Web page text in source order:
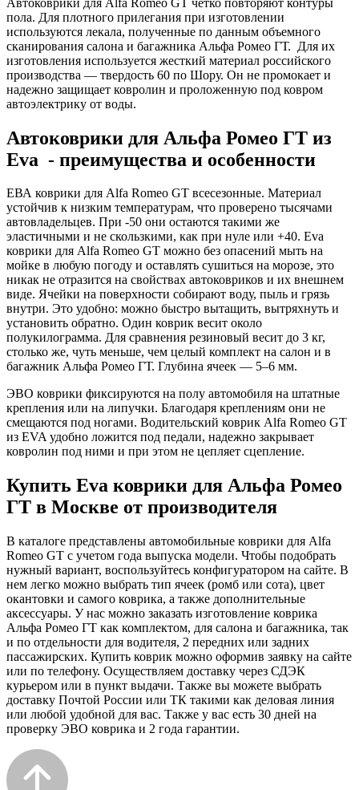
пола. Для плотного прилегания при изготовлении
используются лекала, полученные по данным объемного
сканирования салона и багажника Альфа Ромео ГТ. Для их
изготовления используется жесткий материал российского
производства — твердость 60 по Шору. Он не промокает и
надежно защищает ковролин и проложенную под ковром
автоэлектрику от воды.
Автоковрики для Альфа Ромео ГТ из
Eva - преимущества и особенности
ЕВА коврики для Alfa Romeo GT всесезонные. Материал
устойчив к низким температурам, что проверено тысячами
автовладельцев. При -50 они остаются такими же
эластичными и не скользкими, как при нуле или +40. Eva
коврики для Alfa Romeo GT можно без опасений мыть на
мойке в любую погоду и оставлять сушиться на морозе, это
никак не отразится на свойствах автоковриков и их внешнем
виде. Ячейки на поверхности собирают воду, пыль и грязь
внутри. Это удобно: можно быстро вытащить, вытряхнуть и
установить обратно. Один коврик весит около
полукилограмма. Для сравнения резиновый весит до 3 кг,
столько же, чуть меньше, чем целый комплект на салон и в
багажник Альфа Ромео ГТ. Глубина ячеек — 5–6 мм.
ЭВО коврики фиксируются на полу автомобиля на штатные
крепления или на липучки. Благодаря креплениям они не
смещаются под ногами. Водительский коврик Alfa Romeo GT
из EVA удобно ложится под педали, надежно закрывает
ковролин под ними и при этом не цепляет сцепление.
Купить Eva коврики для Альфа Ромео
ГТ в Москве от производителя
В каталоге представлены автомобильные коврики для Alfa
Romeo GT с учетом года выпуска модели. Чтобы подобрать
нужный вариант, воспользуйтесь конфигуратором на сайте. В
нем легко можно выбрать тип ячеек (ромб или сота), цвет
окантовки и самого коврика, а также дополнительные
аксессуары. У нас можно заказать изготовление коврика
Альфа Ромео ГТ как комплектом, для салона и багажника, так
и по отдельности для водителя, 2 передних или задних
пассажирских. Купить коврик можно оформив заявку на сайте
или по телефону. Осуществляем доставку через СДЭК
курьером или в пункт выдачи. Также вы можете выбрать
доставку Почтой России или ТК такими как деловая линия
или любой удобной для вас. Также у вас есть 30 дней на
проверку ЭВО коврика и 2 года гарантии.